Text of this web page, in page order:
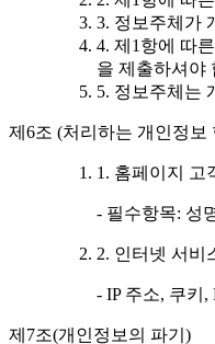
3. 정보주체가
4. 제1항에 따
을 제출하셔야
5. 정보주체는
제6조 (처리하는 개인정보
1. 홈페이지 고
- 필수항목: 성
2. 인터넷 서비
- IP 주소, 쿠키
제7조(개인정보의 파기)